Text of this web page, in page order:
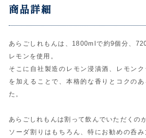
商品詳細
あらごしれもんは、1800mlで約9個分、
レモンを使用。
そこに自社製造のレモン浸漬酒、レモン
を加えることで、本格的な香りとコクの
た。
あらごしれもんは割って飲んでいただくの
ソーダ割りはもちろん、特にお勧めの呑